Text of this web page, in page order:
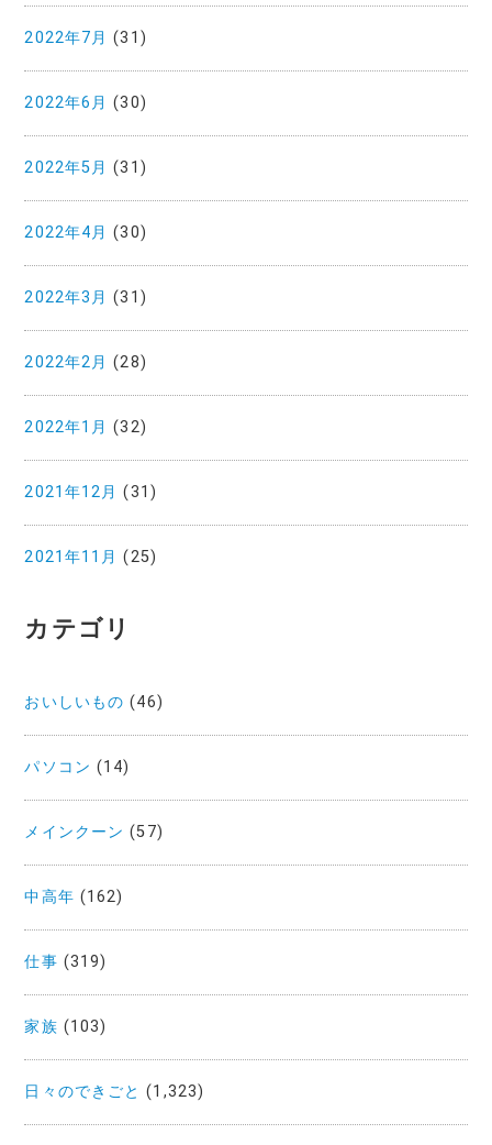
2022年7月 (31)
2022年6月 (30)
2022年5月 (31)
2022年4月 (30)
2022年3月 (31)
2022年2月 (28)
2022年1月 (32)
2021年12月 (31)
2021年11月 (25)
カテゴリ
おいしいもの (46)
パソコン (14)
メインクーン (57)
中高年 (162)
仕事 (319)
家族 (103)
日々のできごと (1,323)